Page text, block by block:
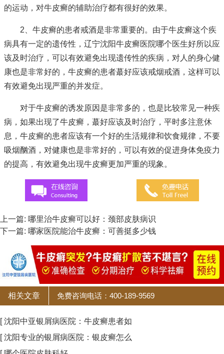
的运动，对牛皮癣的辅助治疗都有很好的效果。
2、牛皮癣的患者戒酒是非常重要的。由于牛皮癣这个疾
病具有一定的遗传性， 辽宁沈阳牛皮癣医院哪个医生好所以应
该及时治疗，可以有效避免出现遗传性的疾病，对人的身心健
康也是非常好的，牛皮癣的患者蕞好应该戒烟戒酒，这样可以
有效避免出现严重的并发症。
对于牛皮癣的诱发原因是非常多的，也是比较常见一种疾
病，如果出现了牛皮癣，蕞好应该及时治疗，平时多注意休
息，牛皮癣的患者应该有一个好的生活规律和饮食规律，不要
吸烟酗酒，对健康也是非常好的，可以有效的促进身体免疫力
的提高，有效避免出现牛皮癣更加严重的现象。
上一篇: 哪里治牛皮癣可以好：颈部皮肤病识
下一篇: 哪家医院能治牛皮癣：可善挺多少钱
相关文章 免费咨询电话：400-189-9569
[ 沈阳中亚银屑病医院：牛皮癣患者如
[ 沈阳专业的银屑病医院：银皮癣怎么